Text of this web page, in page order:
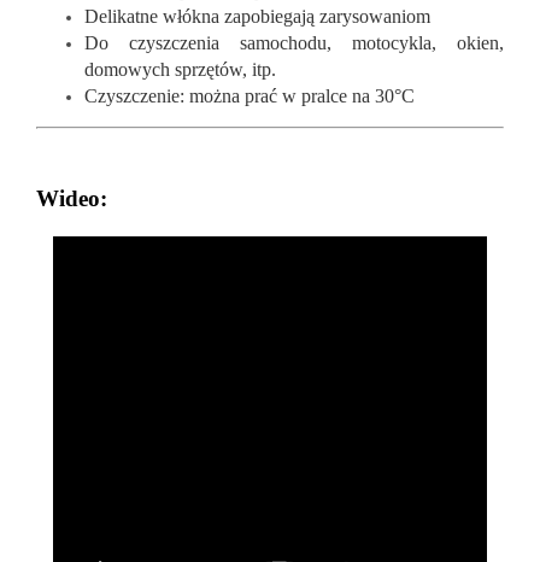
Delikatne włókna zapobiegają zarysowaniom
Do czyszczenia samochodu, motocykla, okien,
domowych sprzętów, itp.
Czyszczenie: można prać w pralce na 30°C
Wideo: